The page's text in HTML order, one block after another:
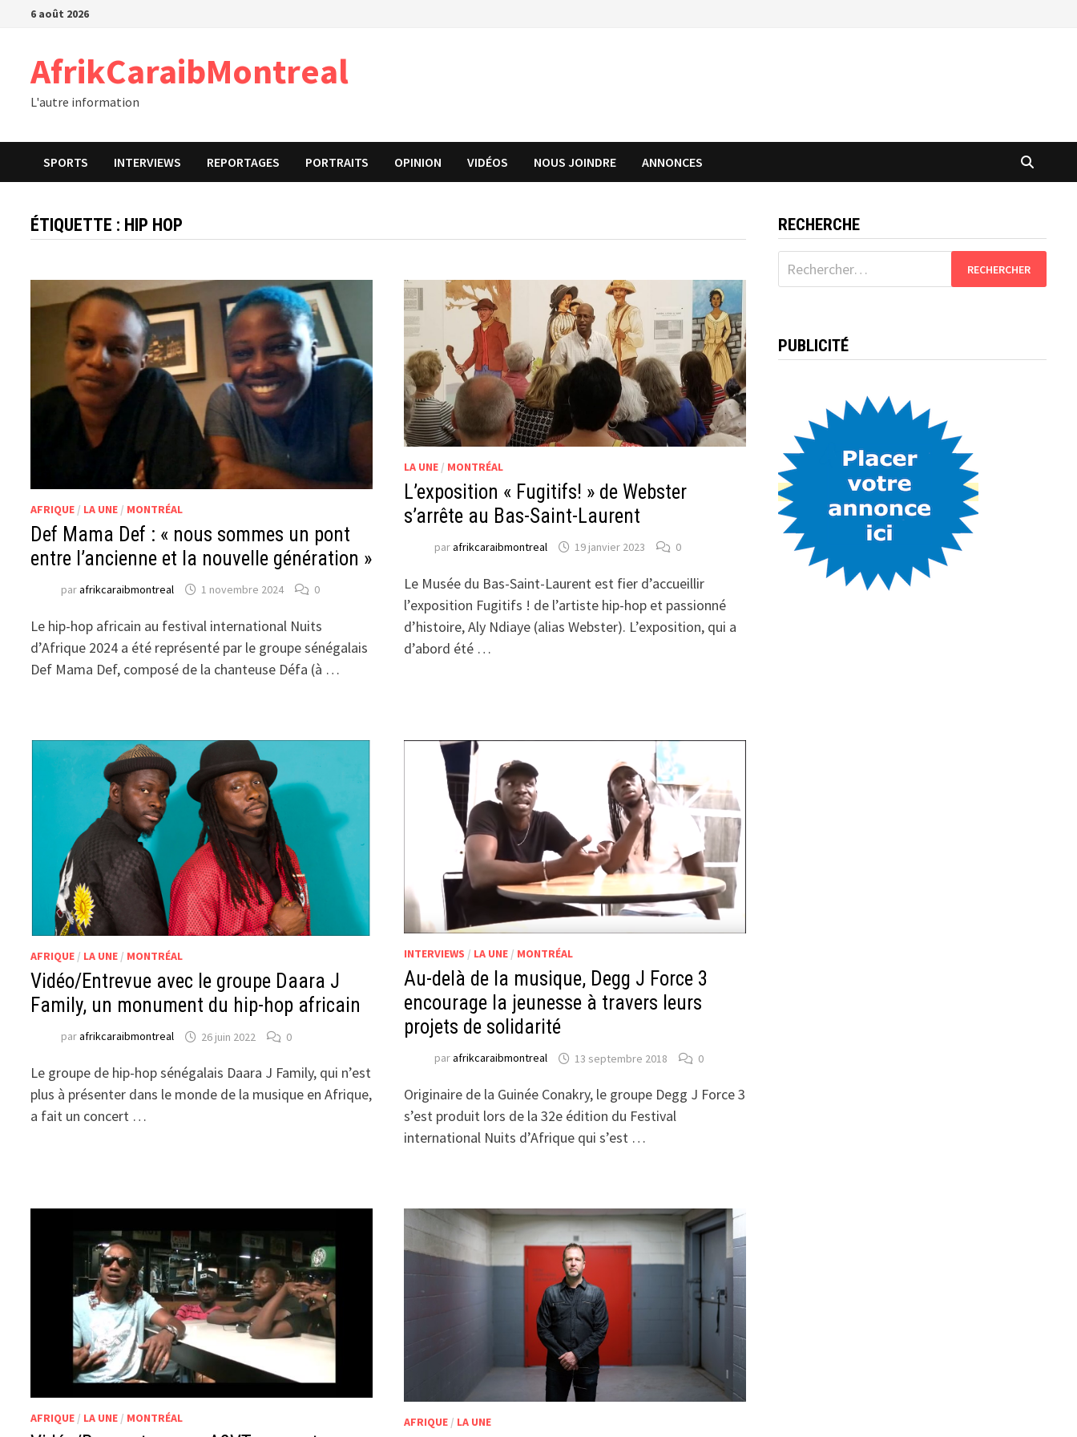
Passer6 août 2026
AfrikCaraibMontreal
L'autre information
SPORTS INTERVIEWS REPORTAGES PORTRAITS OPINION VIDÉOS NOUS JOINDRE ANNONCES
ÉTIQUETTE : HIP HOP
AFRIQUE / LA UNE / MONTRÉAL
Def Mama Def : « nous sommes un pont
entre l’ancienne et la nouvelle génération »
parafrikcaraibmontreal 1 novembre 2024 0
Le hip-hop africain au festival international Nuits
d’Afrique 2024 a été représenté par le groupe sénégalais
Def Mama Def, composé de la chanteuse Défa (à …
LA UNE/ MONTRÉAL
L’exposition « Fugitifs! » de Webster
s’arrête au Bas-Saint-Laurent
parafrikcaraibmontreal 19 janvier 2023 0
Le Musée du Bas-Saint-Laurent est fier d’accueillir
l’exposition Fugitifs ! de l’artiste hip-hop et passionné
d’histoire, Aly Ndiaye (alias Webster). L’exposition, qui a
d’abord été …
AFRIQUE / LA UNE / MONTRÉAL
Vidéo/Entrevue avec le groupe Daara J
Family, un monument du hip-hop africain
parafrikcaraibmontreal 26 juin 2022 0
Le groupe de hip-hop sénégalais Daara J Family, qui n’est
plus à présenter dans le monde de la musique en Afrique,
a fait un concert …
INTERVIEWS / LA UNE/ MONTRÉAL
Au-delà de la musique, Degg J Force 3
encourage la jeunesse à travers leurs
projets de solidarité
parafrikcaraibmontreal 13 septembre 2018 0
Originaire de la Guinée Conakry, le groupe Degg J Force 3
s’est produit lors de la 32e édition du Festival
international Nuits d’Afrique qui s’est …
AFRIQUE / LA UNE / MONTRÉAL AFRIQUE/ LA UNE
RECHERCHE
Rechercher :
PUBLICITÉ